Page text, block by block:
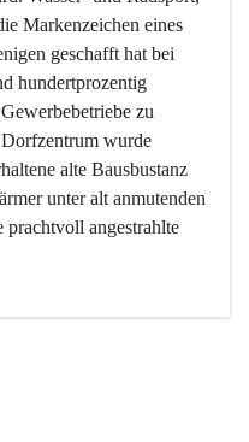
Markenzeichen eines
geschafft hat bei
hundertprozentig
zu
wurde
alte Bausbustanz
unter alt anmutenden
prachtvoll angestrahlte
mehr, ist aber integrativer